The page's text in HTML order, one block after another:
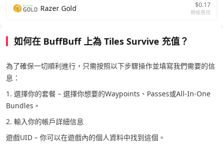
Razer Gold $0.17
轉帳費用
如何在 BuffBuff 上為 Tiles Survive 充值？
為了確保一切順利進行，只需按照以下步驟操作並填寫我們需要的信
息：
1. 選擇你的套餐 – 選擇你想要的Waypoints、Passes或All-In-One
Bundles。
2. 輸入你的帳戶詳細信息
遊戲UID – 你可以在遊戲內的個人資料中找到這個。